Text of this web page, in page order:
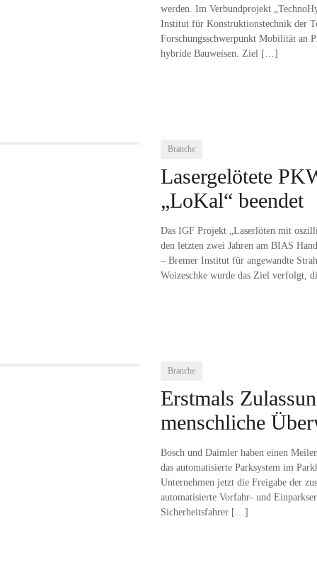
werden. Im Verbundprojekt
Institut für Konstruktionstechnik der
Forschungsschwerpunkt Mobilität an
hybride Bauweisen. Ziel […]
Branche
Lasergelötete
„LoKal“ beendet
Das IGF Projekt „Laserlöten mit
den letzten zwei Jahren am BIAS
– Bremer Institut für angewandte
Woizeschke wurde das Ziel verfolgt,
Branche
Erstmals
menschliche
Bosch und Daimler haben einen
das automatisierte Parksystem im
Unternehmen jetzt die Freigabe der
automatisierte Vorfahr- und
Sicherheitsfahrer […]